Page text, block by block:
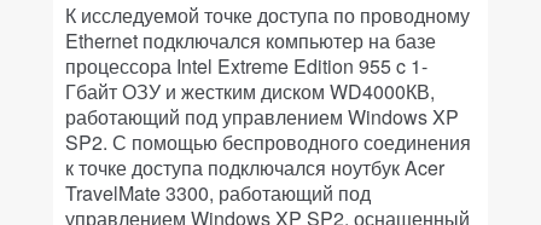
К исследуемой точке доступа по проводному
Ethernet подключался компьютер на базе
процессора Intel Extreme Edition 955 c 1-
Гбайт ОЗУ и жестким диском WD4000КВ,
работающий под управлением Windows XP
SP2. С помощью беспроводного соединения
к точке доступа подключался ноутбук Acer
TravelMate 3300, работающий под
управлением Windows XP SP2, оснащенный